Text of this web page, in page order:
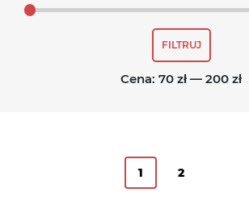
Cena
min
Cena
max
FILTRUJ
Cena: 70 zł — 200 zł
1 2